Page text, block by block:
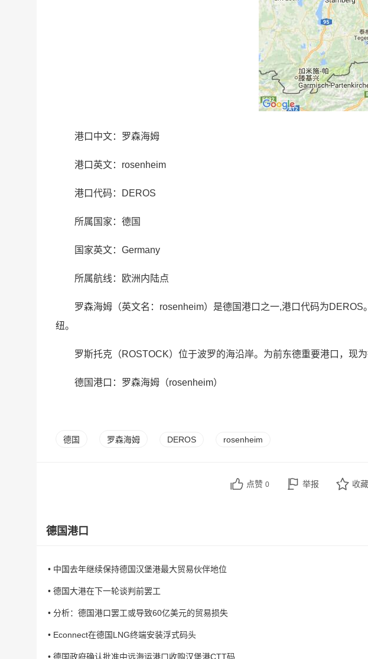
港口中文：罗森海姆
港口英文：rosenheim
港口代码：DEROS
所属国家：德国
国家英文：Germany
所属航线：欧洲内陆点
罗森海姆（英文名：rosenheim）是德国港口之一,港口代码为
纽。
罗斯托克（ROSTOCK）位于波罗的海沿岸。为前东德重要港口，现
德国港口：罗森海姆（rosenheim）
德国 罗森海姆 DEROS rosenheim
点赞 0 举报 收藏
德国港口
• 中国去年继续保持德国汉堡港最大贸易伙伴地位
• 德国大港在下一轮谈判前罢工
• 分析：德国港口罢工或导致60亿美元的贸易损失
• Econnect在德国LNG终端安装浮式码头
• 德国政府确认批准中远海运港口收购汉堡港CTT码